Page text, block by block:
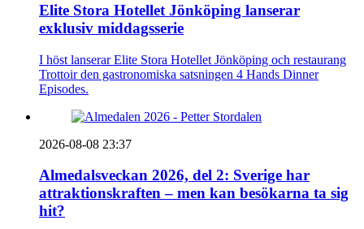
Elite Stora Hotellet Jönköping lanserar
exklusiv middagsserie
I höst lanserar Elite Stora Hotellet Jönköping och restaurang
Trottoir den gastronomiska satsningen 4 Hands Dinner
Episodes.
2026-08-08 23:37
Almedalsveckan 2026, del 2: Sverige har
attraktionskraften – men kan besökarna ta sig
hit?